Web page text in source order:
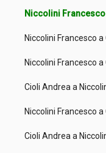
Niccolini
Niccolini Francesco
Niccolini Francesco
Cioli Andrea a
Niccolini Francesco
Cioli Andrea a